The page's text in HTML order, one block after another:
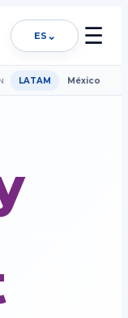
ES ⌄ ☰
LATAM México